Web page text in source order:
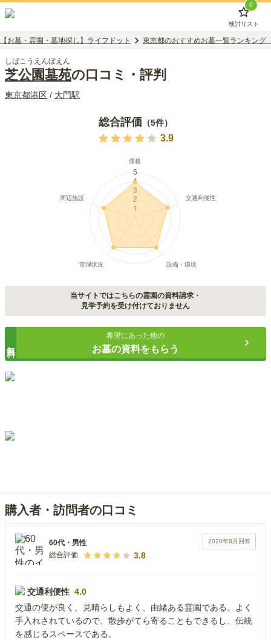
0
検討リスト
【お墓・霊園・墓地探し】ライフドット 東京都のおすすめお墓一覧ランキング
しばこうえんぼえん
芝公園墓苑の口コミ・評判
東京都港区 / 大門駅
総合評価 （5件）
3.9
当サイトではこちらの霊園の資料請求・
見学予約を受け付けておりません
希望にあった他の
お墓の資料をもらう
購入者・訪問者の口コミ
2020年8月 回答
60代 ・ 男性
総合評価
3.8
交通利便性 4.0
交通の便が良く、見晴らしもよく、由緒ある霊園である。よく
手入れされているので、散歩がてら寄ることもできるし、伝統
を感じるスペースである。